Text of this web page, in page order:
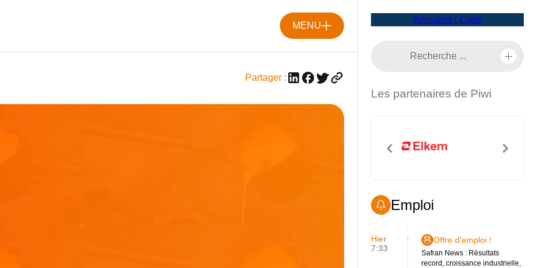
MENU
Partager :
Annuaire / Carte
Les partenaires de Piwi
Emploi
Hier
7:33
Offre d'emploi !
Safran News : Résultats
record, croissance industrielle,